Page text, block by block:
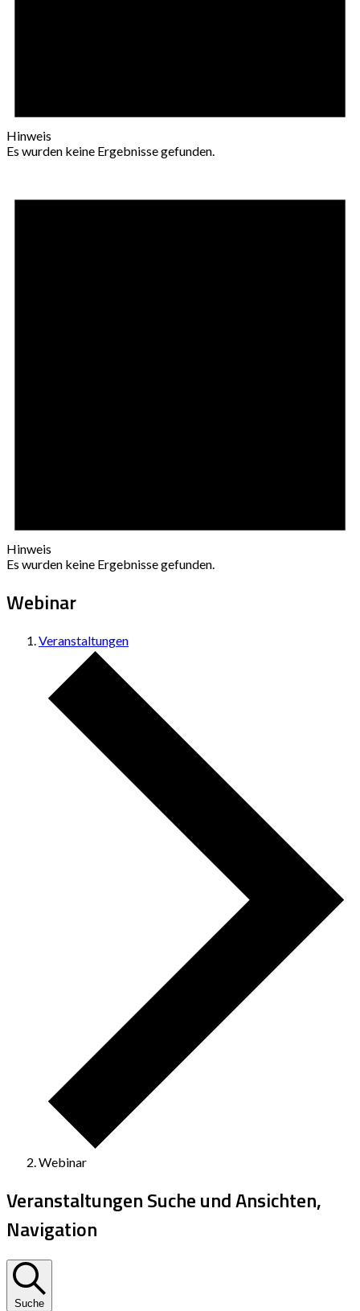
Hinweis
Es wurden keine Ergebnisse gefunden.
Hinweis
Es wurden keine Ergebnisse gefunden.
Webinar
Veranstaltungen
Webinar
Veranstaltungen Suche und Ansichten,
Navigation
Suche